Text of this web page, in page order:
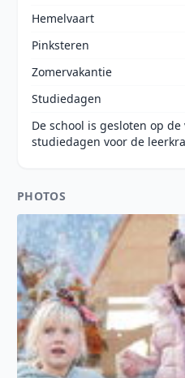
Hemelvaart
Pinksteren
Zomervakantie
Studiedagen
De school is gesloten op
studiedagen voor de
PHOTOS